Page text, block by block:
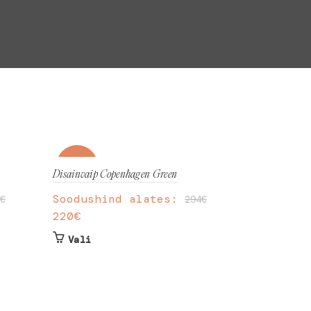
€
-25%
Disainvaip Copenhagen Green
Soodushind alates: 294€
220€
ValiSellel